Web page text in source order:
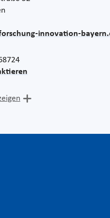
innovation-